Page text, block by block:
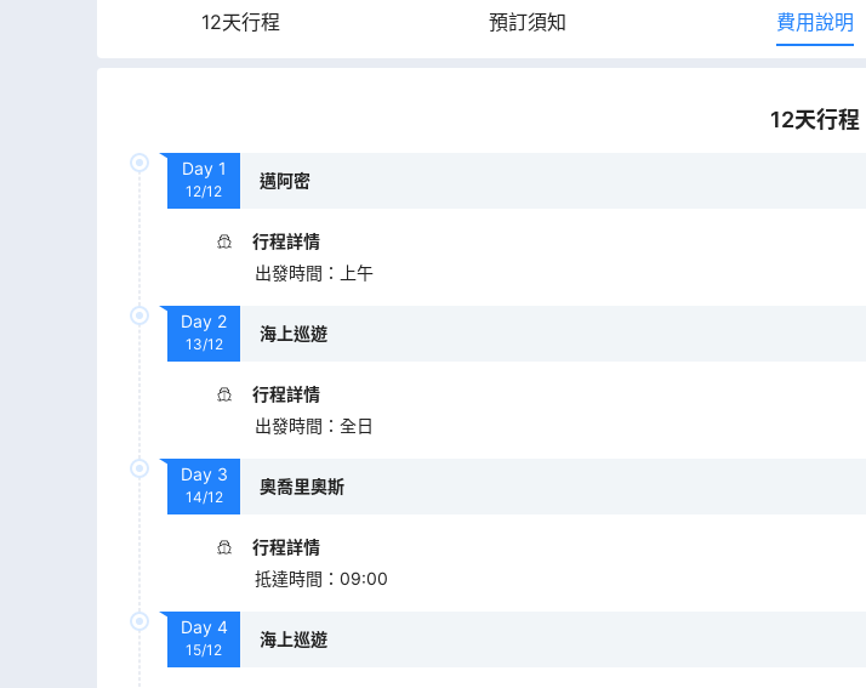
12天行程 預訂須知 費用說明
12天行程
Day 1
12/12
邁阿密
行程詳情
出發時間 ： 上午
Day 2
13/12
海上巡遊
行程詳情
出發時間 ： 全日
Day 3
14/12
奧喬里奧斯
行程詳情
抵達時間 ： 09:00
Day 4
15/12
海上巡遊